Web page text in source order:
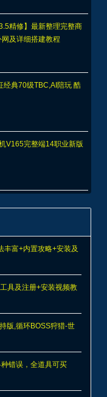
精修】最新整理完整商
典70级TBC,AI陪玩 酷
富+内置攻略+安装及
具及注册+安装视频教
版,循环BOSS狩猎-世
错误，全道具可买